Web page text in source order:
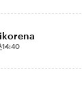
14:40